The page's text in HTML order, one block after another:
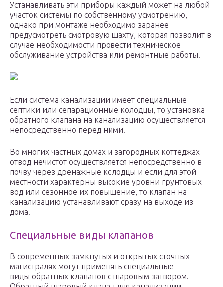
Устанавливать эти приборы каждый может на любой
участок системы по собственному усмотрению,
однако при монтаже необходимо заранее
предусмотреть смотровую шахту, которая позволит в
случае необходимости провести техническое
обслуживание устройства или ремонтные работы.
Если система канализации имеет специальные
септики или сепарационные колодцы, то установка
обратного клапана на канализацию осуществляется
непосредственно перед ними.
Во многих частных домах и загородных коттеджах
отвод нечистот осуществляется непосредственно в
почву через дренажные колодцы и если для этой
местности характерны высокие уровни грунтовых
вод или сезонное их повышение, то клапан на
канализацию устанавливают сразу на выходе из
дома.
Специальные виды клапанов
В современных замкнутых и открытых сточных
магистралях могут применять специальные
виды обратных клапанов с шаровым затвором.